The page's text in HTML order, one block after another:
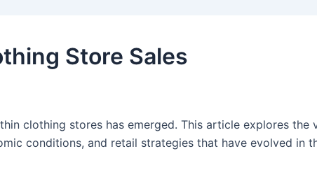
Store Sales
clothing stores has emerged. This article explores the
conditions, and retail strategies that have evolved in